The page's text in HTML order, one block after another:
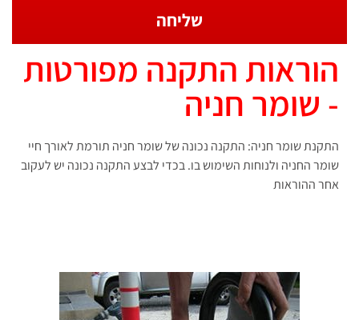
שליחה
הוראות התקנה מפורטות
- שומר חניה
התקנת שומר חניה: התקנה נכונה של שומר חניה תורמת לאורך חיי
שומר החניה ולנוחות השימוש בו. בכדי לבצע התקנה נכונה יש לעקוב
אחר ההוראות